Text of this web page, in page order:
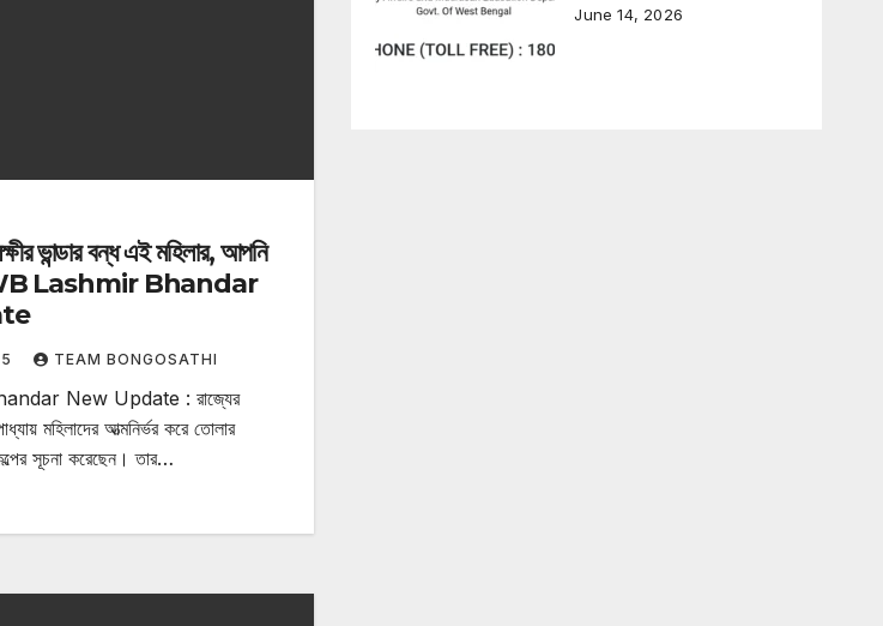
ভান্ডার বন্ধ এই মহিলার, আপনি
Lashmir Bhandar
TEAM BONGOSATHI
New Update : রাজ্যের
মহিলাদের আত্মনির্ভর করে তোলার
সূচনা করেছেন। তার…
June 14, 2026